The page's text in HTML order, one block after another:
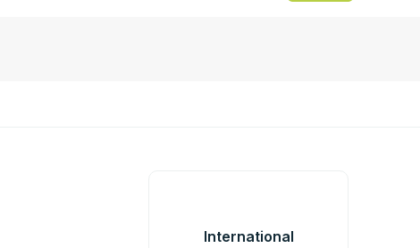
International